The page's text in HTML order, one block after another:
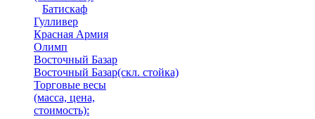
Батискаф
Гулливер
Красная Армия
Олимп
Восточный Базар
Восточный Базар(скл. стойка)
Торговые весы
(масса, цена,
стоимость):